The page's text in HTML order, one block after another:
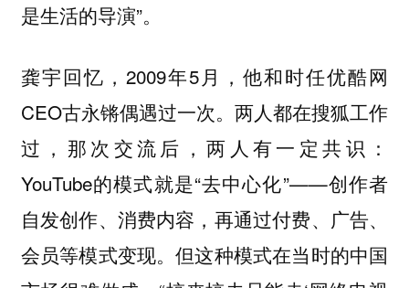
是生活的导演”。
龚宇回忆，2009年5月，他和时任优酷网
CEO古永锵偶遇过一次。两人都在搜狐工作
过，那次交流后，两人有一定共识：
YouTube的模式就是“去中心化”——创作者
自发创作、消费内容，再通过付费、广告、
会员等模式变现。但这种模式在当时的中国